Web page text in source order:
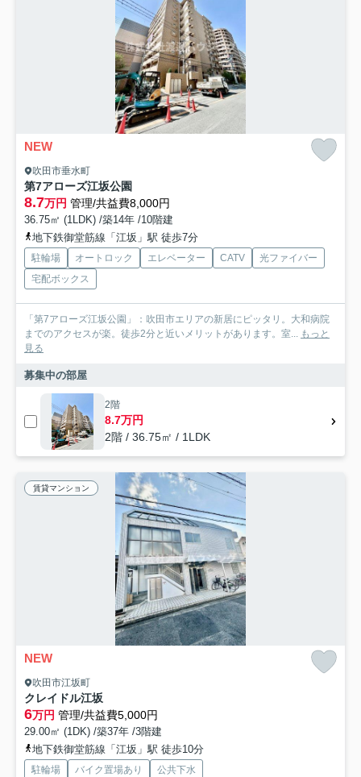
NEW
吹田市垂水町
第7アローズ江坂公園
8.7万円 管理/共益費8,000円
36.75㎡ (1LDK) /築14年 /10階建
地下鉄御堂筋線「江坂」駅 徒歩7分
駐輪場 オートロック エレベーター CATV
光ファイバー
宅配ボックス
「第7アローズ江坂公園」：吹田市エリアの新居にピッタリ。大和病院
までのアクセスが楽。徒歩2分と近いメリットがあります。室... もっと
見る
募集中の部屋
2階
8.7万円
2階 / 36.75㎡ / 1LDK
賃貸マンション
NEW
吹田市江坂町
クレイドル江坂
6万円 管理/共益費5,000円
29.00㎡ (1DK) /築37年 /3階建
地下鉄御堂筋線「江坂」駅 徒歩10分
駐輪場 バイク置場あり 公共下水